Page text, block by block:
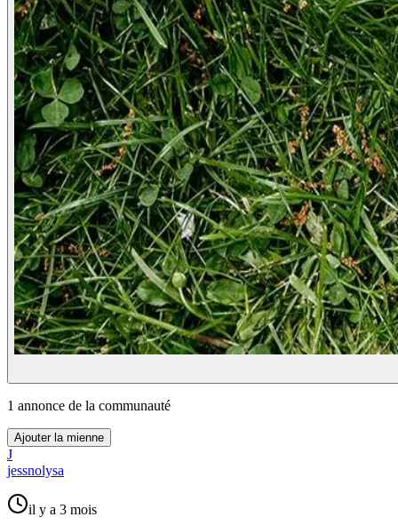
1 annonce de la communauté
Ajouter la mienne
J
jessnolysa
il y a 3 mois